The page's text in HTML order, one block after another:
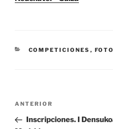
CATEGORÍAS
COMPETICIONES ,
Navegación
entradas
Entrada
anterior:
ANTERIOR
Inscripciones. I